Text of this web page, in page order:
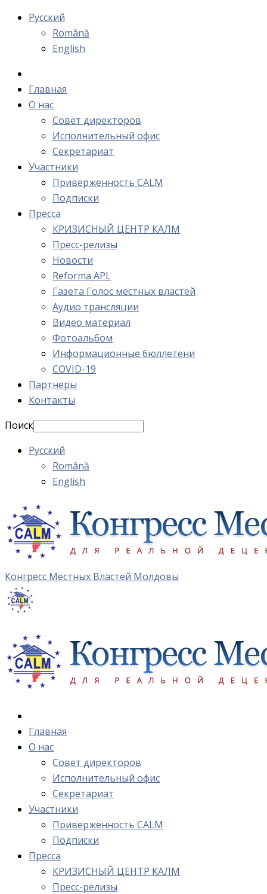
Русский
Română
English
Главная
О нас
Cовет директоров
Исполнительный офис
Cекретариат
Участники
Приверженность CALM
Подписки
Пресса
КРИЗИСНЫЙ ЦЕНТР КАЛМ
Пресс-релизы
Новости
Reforma APL
Газета Голос местных властей
Аудио трансляции
Видео материал
Фотоальбом
Информационные бюллетени
COVID-19
Партнеры
Контакты
Поиск
Русский
Română
English
Конгресс Местных Властей Молдовы
Главная
О нас
Cовет директоров
Исполнительный офис
Cекретариат
Участники
Приверженность CALM
Подписки
Пресса
КРИЗИСНЫЙ ЦЕНТР КАЛМ
Пресс-релизы